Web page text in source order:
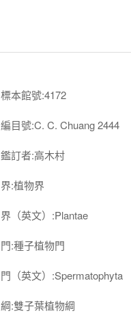
標本館號:4172
編目號:C. C. Chuang 2444
鑑訂者:高木村
界:植物界
界（英文）:Plantae
門:種子植物門
門（英文）:Spermatophyta
綱:雙子葉植物綱